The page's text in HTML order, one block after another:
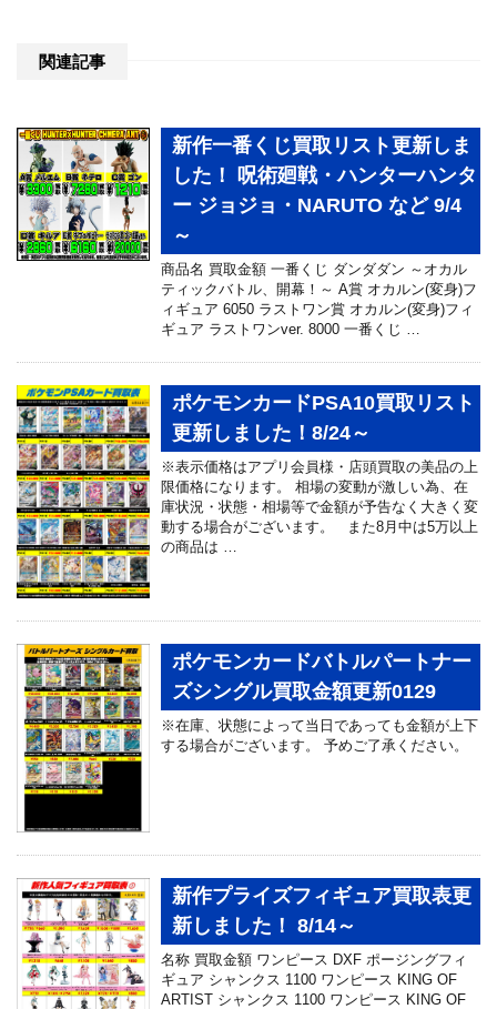
関連記事
新作一番くじ買取リスト更新しま
した！ 呪術廻戦・ハンターハンタ
ー ジョジョ・NARUTO など 9/4
～
商品名 買取金額 一番くじ ダンダダン ～オカル
ティックバトル、開幕！～ A賞 オカルン(変身)フ
ィギュア 6050 ラストワン賞 オカルン(変身)フィ
ギュア ラストワンver. 8000 一番くじ …
ポケモンカードPSA10買取リスト
更新しました！8/24～
※表示価格はアプリ会員様・店頭買取の美品の上
限価格になります。 相場の変動が激しい為、在
庫状況・状態・相場等で金額が予告なく大きく変
動する場合がございます。 また8月中は5万以上
の商品は …
ポケモンカードバトルパートナー
ズシングル買取金額更新0129
※在庫、状態によって当日であっても金額が上下
する場合がございます。 予めご了承ください。
新作プライズフィギュア買取表更
新しました！ 8/14～
名称 買取金額 ワンピース DXF ポージングフィ
ギュア シャンクス 1100 ワンピース KING OF
ARTIST シャンクス 1100 ワンピース KING OF